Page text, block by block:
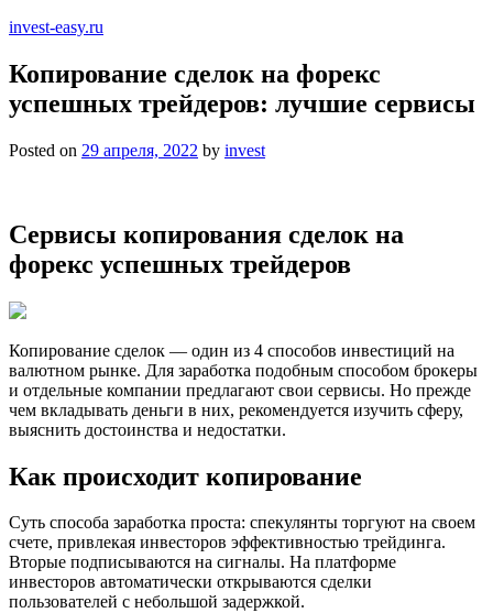
invest-easy.ru
Копирование сделок на форекс
успешных трейдеров: лучшие сервисы
Posted on 29 апреля, 2022 by invest
Сервисы копирования сделок на
форекс успешных трейдеров
Копирование сделок — один из 4 способов инвестиций на
валютном рынке. Для заработка подобным способом брокеры
и отдельные компании предлагают свои сервисы. Но прежде
чем вкладывать деньги в них, рекомендуется изучить сферу,
выяснить достоинства и недостатки.
Как происходит копирование
Суть способа заработка проста: спекулянты торгуют на своем
счете, привлекая инвесторов эффективностью трейдинга.
Вторые подписываются на сигналы. На платформе
инвесторов автоматически открываются сделки
пользователей с небольшой задержкой.